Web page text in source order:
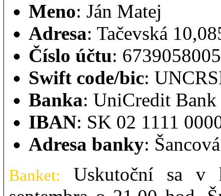
Meno: Ján Matej
Adresa: Tačevská
Číslo účtu:
Swift code/bic:
Banka: UniCredit
IBAN: SK 02 1111
Adresa banky:
Banket:
Uskutoční sa v